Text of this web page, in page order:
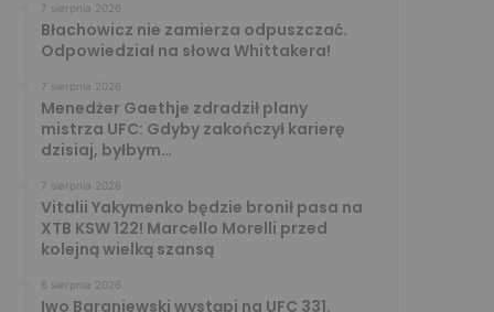
7 sierpnia 2026
Błachowicz nie zamierza odpuszczać.
Odpowiedział na słowa Whittakera!
7 sierpnia 2026
Menedżer Gaethje zdradził plany
mistrza UFC: Gdyby zakończył karierę
dzisiaj, byłbym…
7 sierpnia 2026
Vitalii Yakymenko będzie bronił pasa na
XTB KSW 122! Marcello Morelli przed
kolejną wielką szansą
6 sierpnia 2026
Iwo Baraniewski wystąpi na UFC 331.